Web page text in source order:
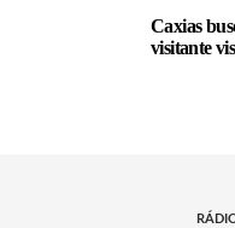
Caxias
visitante